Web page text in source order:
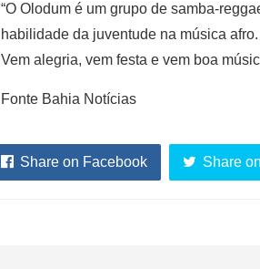
“O Olodum é um grupo de samba-
habilidade da juventude na música
Vem alegria, vem festa e vem boa
Fonte Bahia Notícias
Share on Facebook Share